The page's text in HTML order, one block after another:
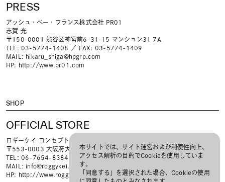
PRESS
アッシュ・ぺー・フランス株式会社 PR01
志賀 光
〒150-0001 渋谷区神宮前6-31-15 マンション31 7A
TEL: 03-5774-1408 ／ FAX: 03-5774-1409
MAIL: hikaru_shiga@hpgrp.com
HP: http://www.pr01.com
SHOP
OFFICIAL STORE
ロギーケイ コンセプト ショップ
〒553-0003 大阪府大阪市福島区福島3-1-39 メリヤス会館B1
TEL: 06-7654-8384 ／ FAX: 06-7654-9174
MAIL: info@roggykei.com
HP: http://www.roggykei.com
本サイトでは、サイト運営および利便性向上、
アクセス解析の目的でCookieを使用していま
す。
「同意する」を選択された場合、Cookieの使用